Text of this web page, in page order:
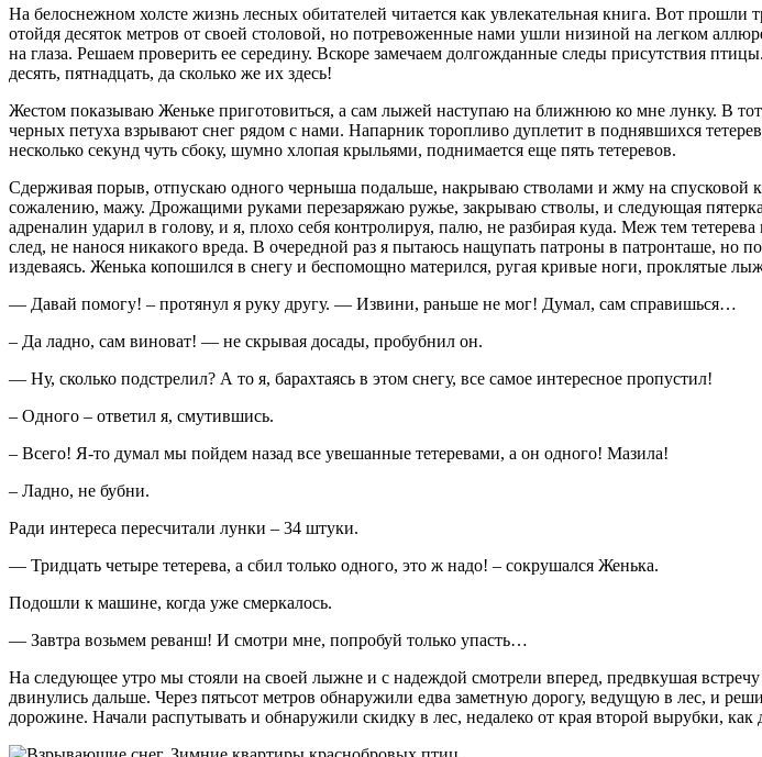
На белоснежном холсте жизнь лесных обитателей читается как увлекательная книга. Вот
отойдя десяток метров от своей столовой, но потревоженные нами ушли низиной на легком
на глаза. Решаем проверить ее середину. Вскоре замечаем долгожданные следы присутствия
десять, пятнадцать, да сколько же их здесь!
Жестом показываю Женьке приготовиться, а сам лыжей наступаю на ближнюю ко мне лунку. В
черных петуха взрывают снег рядом с нами. Напарник торопливо дуплетит в поднявшихся
несколько секунд чуть сбоку, шумно хлопая крыльями, поднимается еще пять тетеревов.
Сдерживая порыв, отпускаю одного черныша подальше, накрываю стволами и жму на спусковой
сожалению, мажу. Дрожащими руками перезаряжаю ружье, закрываю стволы, и следующая
адреналин ударил в голову, и я, плохо себя контролируя, палю, не разбирая куда. Меж тем
след, не нанося никакого вреда. В очередной раз я пытаюсь нащупать патроны в патронташе, но
издеваясь. Женька копошился в снегу и беспомощно матерился, ругая кривые ноги, проклятые
— Давай помогу! – протянул я руку другу. — Извини, раньше не мог! Думал, сам справишься…
– Да ладно, сам виноват! — не скрывая досады, пробубнил он.
— Ну, сколько подстрелил? А то я, барахтаясь в этом снегу, все самое интересное пропустил!
– Одного – ответил я, смутившись.
– Всего! Я-то думал мы пойдем назад все увешанные тетеревами, а он одного! Мазила!
– Ладно, не бубни.
Ради интереса пересчитали лунки – 34 штуки.
— Тридцать четыре тетерева, а сбил только одного, это ж надо! – сокрушался Женька.
Подошли к машине, когда уже смеркалось.
— Завтра возьмем реванш! И смотри мне, попробуй только упасть…
На следующее утро мы стояли на своей лыжне и с надеждой смотрели вперед, предвкушая
двинулись дальше. Через пятьсот метров обнаружили едва заметную дорогу, ведущую в лес, и
дорожине. Начали распутывать и обнаружили скидку в лес, недалеко от края второй вырубки,